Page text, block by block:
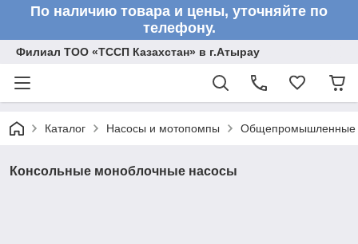
По наличию товара и цены, уточняйте по
телефону.
Филиал ТОО «ТССП Казахстан» в г.Атырау
Каталог Насосы и мотопомпы Общепромышленные
Консольные моноблочные насосы